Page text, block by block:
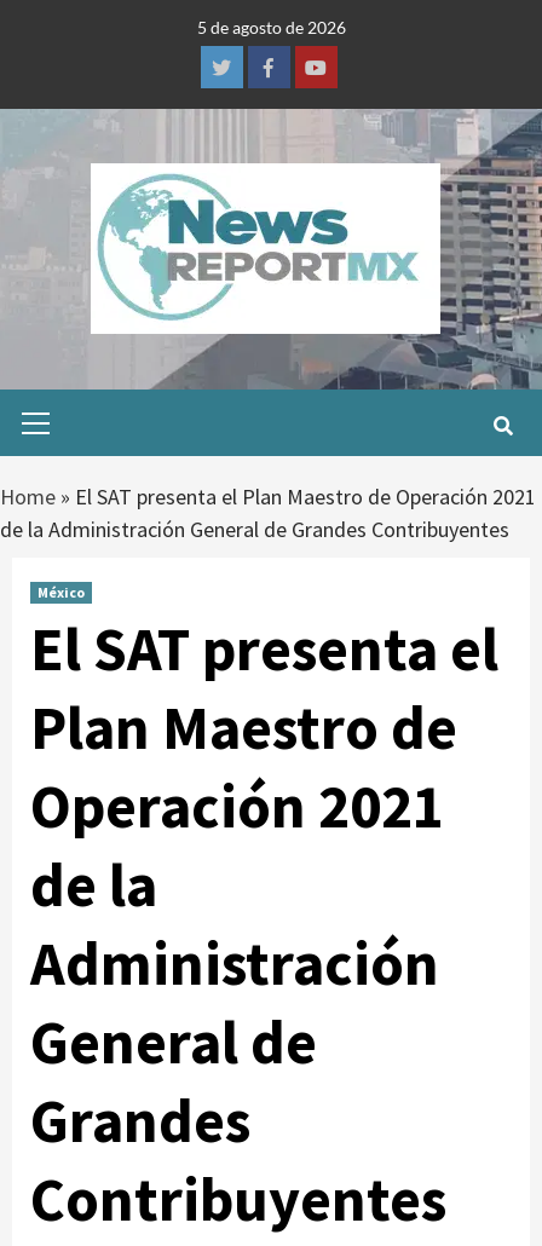
5 de agosto de 2026
TwitterFacebookYoutube
Menu
Home » El SAT presenta el Plan Maestro de Operación 2021
de la Administración General de Grandes Contribuyentes
México
El SAT presenta el
Plan Maestro de
Operación 2021
de la
Administración
General de
Grandes
Contribuyentes